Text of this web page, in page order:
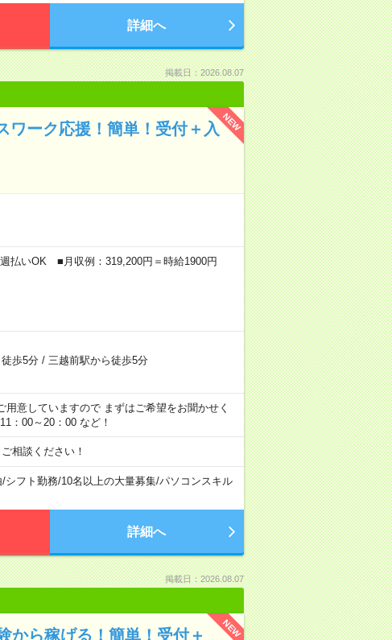
詳細へ
掲載日：2026.08.07
NEW
ワーク応援！簡単！受付＋入
いOK ■月収例：319,200円＝時給1900円
歩5分/ 三越前駅から徒歩5分
意していますので まずはご希望をお聞かせく
：00～20：00 など！
相談ください！
/シフト勤務/10名以上の大量募集/パソコンスキル
詳細へ
掲載日：2026.08.07
NEW
から稼げる！簡単！受付＋